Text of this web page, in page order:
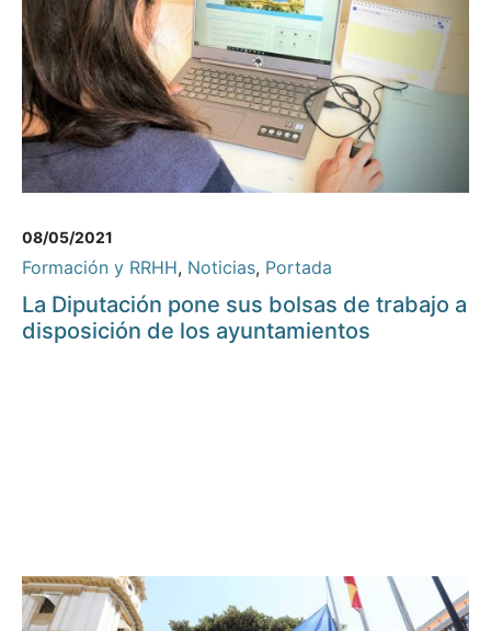
08/05/2021
Formación y RRHH, Noticias, Portada
La Diputación pone sus bolsas de trabajo a
disposición de los ayuntamientos